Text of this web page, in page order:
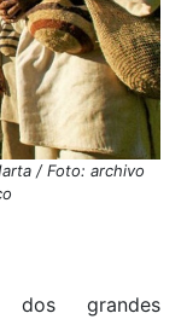
/ Foto: archivo
grandes